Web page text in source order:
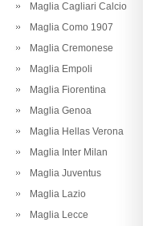
Maglia Cagliari Calcio
Maglia Como 1907
Maglia Cremonese
Maglia Empoli
Maglia Fiorentina
Maglia Genoa
Maglia Hellas Verona
Maglia Inter Milan
Maglia Juventus
Maglia Lazio
Maglia Lecce